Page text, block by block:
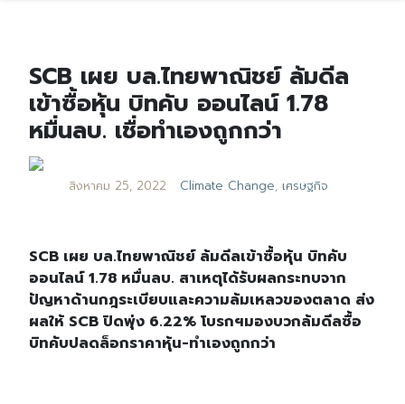
SCB เผย บล.ไทยพาณิชย์ ล้มดีล
เข้าซื้อหุ้น บิทคับ ออนไลน์ 1.78
หมื่นลบ. เชื่อทำเองถูกกว่า
สิงหาคม 25, 2022 Climate Change, เศรษฐกิจ
SCB เผย บล.ไทยพาณิชย์ ล้มดีลเข้าซื้อหุ้น บิทคับ
ออนไลน์ 1.78 หมื่นลบ. สาเหตุได้รับผลกระทบจาก
ปัญหาด้านกฎระเบียบและความล้มเหลวของตลาด ส่ง
ผลให้ SCB ปิดพุ่ง 6.22% โบรกฯมองบวกล้มดีลซื้อ
บิทคับปลดล็อกราคาหุ้น-ทำเองถูกกว่า